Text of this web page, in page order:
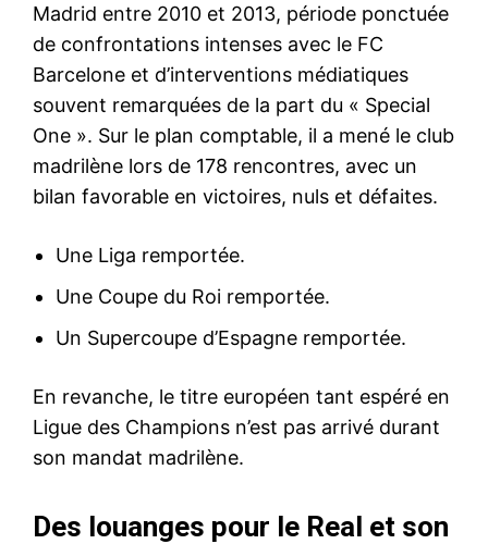
Madrid entre 2010 et 2013, période ponctuée
de confrontations intenses avec le FC
Barcelone et d’interventions médiatiques
souvent remarquées de la part du « Special
One ». Sur le plan comptable, il a mené le club
madrilène lors de 178 rencontres, avec un
bilan favorable en victoires, nuls et défaites.
Une Liga remportée.
Une Coupe du Roi remportée.
Un Supercoupe d’Espagne remportée.
En revanche, le titre européen tant espéré en
Ligue des Champions n’est pas arrivé durant
son mandat madrilène.
Des louanges pour le Real et son